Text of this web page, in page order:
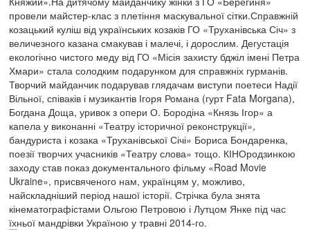
провели майстер-клас з плетіння маскувальної сітки.Справжній
козацький куліш від українських козаків ГО «Труханівська Січ» з
величезного казана смакував і малечі, і дорослим. Дегустація
екологічно чистого меду від ГО «Місія захисту бджіл імені Петра
Хмари» стала солодким подарунком для справжніх гурманів.
Творчий майданчик подарував глядачам виступи поетеси Надії
Вільної, співаків і музикантів Ігоря Романа (гурт Fata Morgana),
Богдана Доща, уривок з опери О. Бородіна «Князь Ігор» а
капела у виконанні «Театру історичної реконструкції»,
бандуриста і козака «Труханівської Січі» Бориса Бондаренка,
поезії творчих учасників «Театру слова» тощо. КІНОродзинкою
заходу став показ документального фільму «Road Movie
Ukraine», присвяченого нам, українцям у, можливо,
найскладніший період нашої історії. Стрічка була знята
кінематографістами Ольгою Петровою і Лутцом Янке під час
їхньої мандрівки Україною у травні 2014-го.